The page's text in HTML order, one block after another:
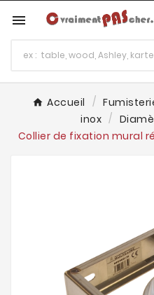

Accueil
inox
Collier de fixation mural